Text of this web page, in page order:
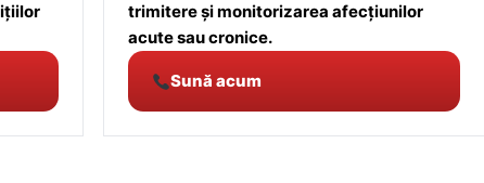
trimitere și monitorizarea afecțiunilor
acute sau cronice.
Sună acum